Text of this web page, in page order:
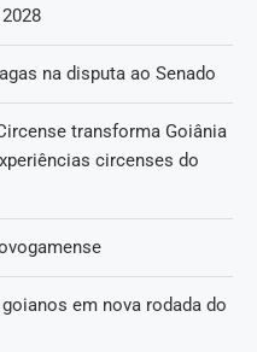
na disputa ao Senado
transforma Goiânia
circenses do
em nova rodada do